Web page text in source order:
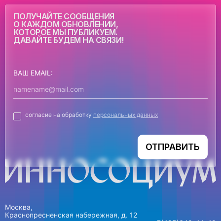
ПОЛУЧАЙТЕ СООБЩЕНИЯ
О КАЖДОМ ОБНОВЛЕНИИ,
КОТОРОЕ МЫ ПУБЛИКУЕМ.
ДАВАЙТЕ БУДЕМ НА СВЯЗИ!
ВАШ EMAIL:
согласие на обработку персональных данных
ОТПРАВИТЬ
Москва,
Краснопресненская набережная, д. 12